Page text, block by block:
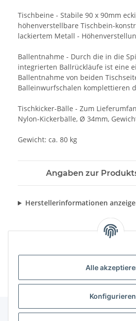
Alle
Konfigurieren
Tischbeine - Stabile 90 x 90mm
höhenverstellbare Tischbein-
lackiertem Metall -
Ballentnahme - Durch die in die
integrierten Ballrückläufe ist eine
Ballentnahme von beiden
Balleinwurfschalen komplettieren
Tischkicker-Bälle - Zum
Nylon-Kickerbälle, Ø 34mm,
Gewicht: ca. 80 kg
Angaben zur
Herstellerinformationen